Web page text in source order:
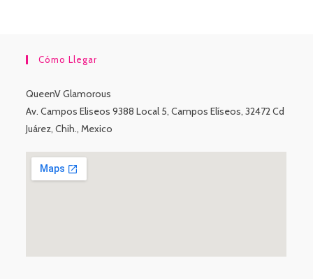
Cómo Llegar
QueenV Glamorous
Av. Campos Eliseos 9388 Local 5, Campos Elíseos, 32472 Cd
Juárez, Chih., Mexico